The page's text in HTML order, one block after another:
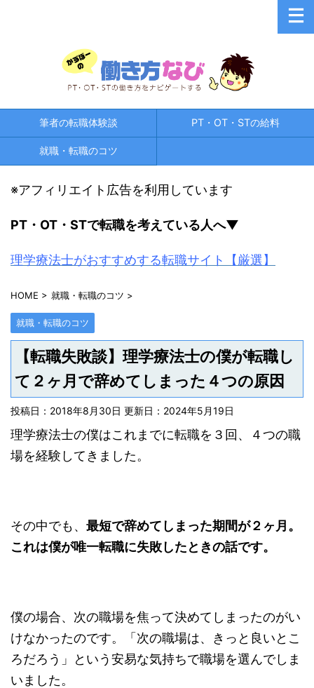
筆者の転職体験談 PT・OT・STの給料
就職・転職のコツ
※アフィリエイト広告を利用しています
PT・OT・STで転職を考えている人へ▼
理学療法士がおすすめする転職サイト【厳選】
HOME > 就職・転職のコツ >
就職・転職のコツ
【転職失敗談】理学療法士の僕が転職し
て２ヶ月で辞めてしまった４つの原因
投稿日：2018年8月30日 更新日： 2024年5月19日
理学療法士の僕はこれまでに転職を３回、４つの職
場を経験してきました。
その中でも、 最短で辞めてしまった期間が２ヶ月。
これは僕が唯一転職に失敗したときの話です。
僕の場合、次の職場を焦って決めてしまったのがい
けなかったのです。「次の職場は、きっと良いとこ
ろだろう」という安易な気持ちで職場を選んでしま
いました。